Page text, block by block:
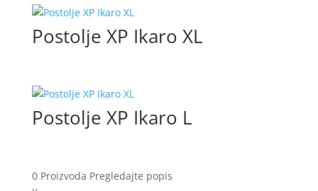
Postolje XP Ikaro XL
Postolje XP Ikaro L
0Proizvoda Pregledajte popis